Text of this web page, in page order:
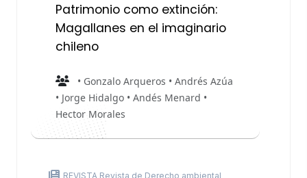
Patrimonio como extinción:
Magallanes en el imaginario
chileno
• Gonzalo Arqueros • Andrés Azúa
• Jorge Hidalgo • Andés Menard •
Hector Morales
REVISTA Revista de Derecho ambiental